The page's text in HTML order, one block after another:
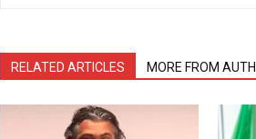
RELATED ARTICLES MORE FROM